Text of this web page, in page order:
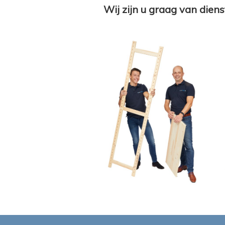
Wij zijn u graag van